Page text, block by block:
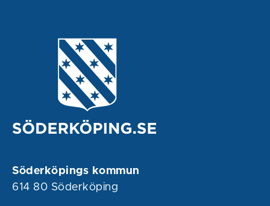
Söderköpings kommun
614 80 Söderköping